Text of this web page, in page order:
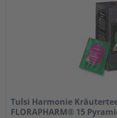
Tulsi Harmonie
FLORAPHARM® 15